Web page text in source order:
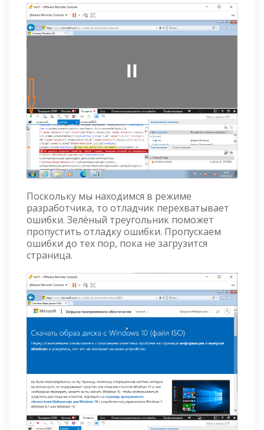
Поскольку мы находимся в режиме
разработчика, то отладчик перехватывает
ошибки. Зелёный треугольник поможет
пропустить отладку ошибки. Пропускаем
ошибки до тех пор, пока не загрузится
страница.